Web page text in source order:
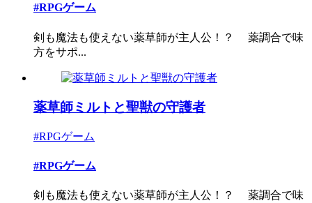
#RPGゲーム
剣も魔法も使えない薬草師が主人公！？ 薬調合で味
方をサポ...
薬草師ミルトと聖獣の守護者
#RPGゲーム
#RPGゲーム
剣も魔法も使えない薬草師が主人公！？ 薬調合で味